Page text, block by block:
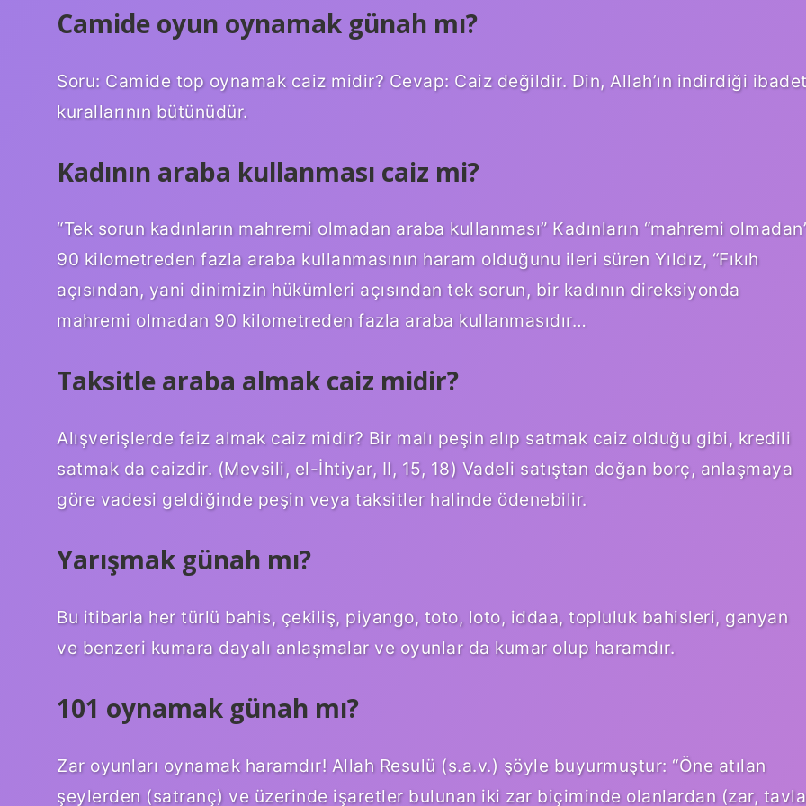
Camide oyun oynamak günah mı?
Soru: Camide top oynamak caiz midir? Cevap: Caiz değildir. Din, Allah’ın indirdiği
kurallarının bütünüdür.
Kadının araba kullanması caiz mi?
“Tek sorun kadınların mahremi olmadan araba kullanması” Kadınların “mahremi
90 kilometreden fazla araba kullanmasının haram olduğunu ileri süren Yıldız, “Fıkıh
açısından, yani dinimizin hükümleri açısından tek sorun, bir kadının direksiyonda
mahremi olmadan 90 kilometreden fazla araba kullanmasıdır…
Taksitle araba almak caiz midir?
Alışverişlerde faiz almak caiz midir? Bir malı peşin alıp satmak caiz olduğu gibi, kredili
satmak da caizdir. (Mevsili, el-İhtiyar, II, 15, 18) Vadeli satıştan doğan borç, anlaşmaya
göre vadesi geldiğinde peşin veya taksitler halinde ödenebilir.
Yarışmak günah mı?
Bu itibarla her türlü bahis, çekiliş, piyango, toto, loto, iddaa, topluluk bahisleri, ganyan
ve benzeri kumara dayalı anlaşmalar ve oyunlar da kumar olup haramdır.
101 oynamak günah mı?
Zar oyunları oynamak haramdır! Allah Resulü (s.a.v.) şöyle buyurmuştur: “Öne atılan
şeylerden (satranç) ve üzerinde işaretler bulunan iki zar biçiminde olanlardan (zar, tavla